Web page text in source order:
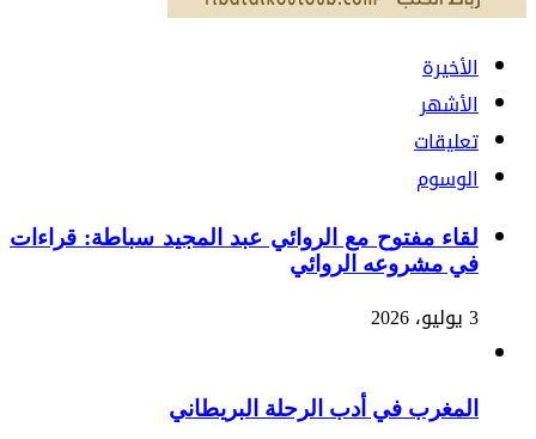
الأخيرة
الأشهر
تعليقات
الوسوم
لقاء مفتوح مع الروائي عبد المجيد سباطة: قراءات
في مشروعه الروائي
3 يوليو، 2026
المغرب في أدب الرحلة البريطاني